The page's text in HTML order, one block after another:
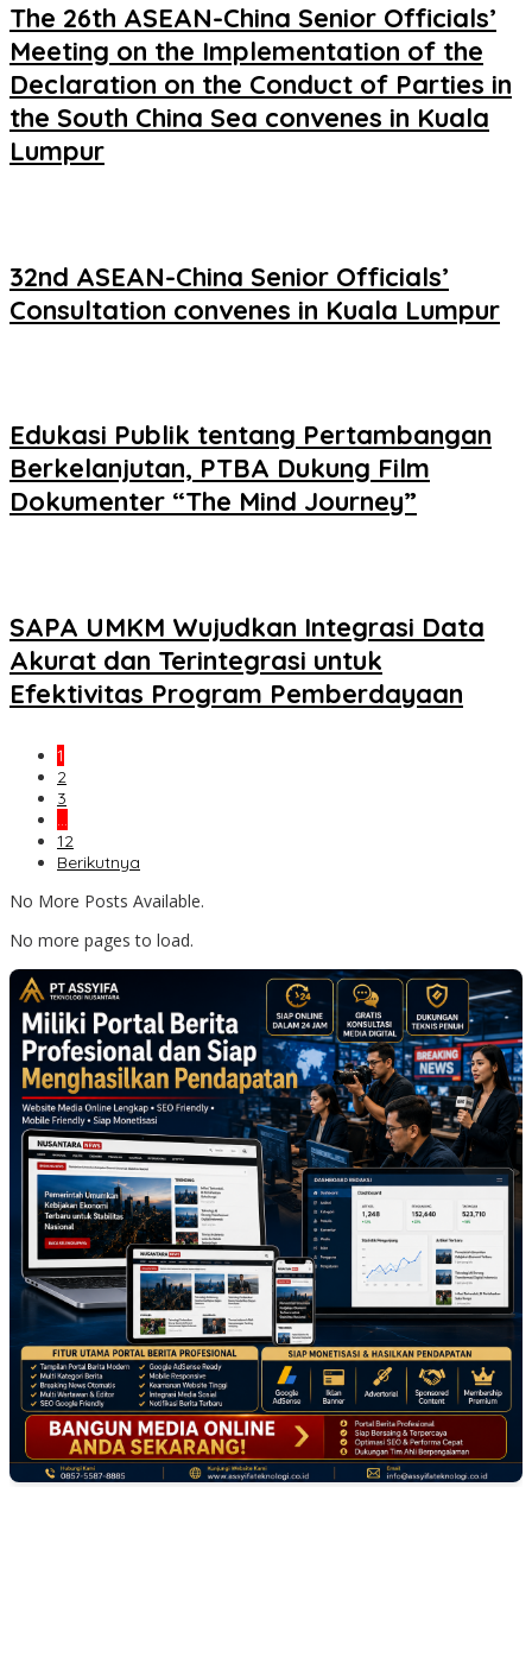
The 26th ASEAN-China Senior Officials’
Meeting on the Implementation of the
Declaration on the Conduct of Parties in
the South China Sea convenes in Kuala
Lumpur
32nd ASEAN-China Senior Officials’
Consultation convenes in Kuala Lumpur
Edukasi Publik tentang Pertambangan
Berkelanjutan, PTBA Dukung Film
Dokumenter “The Mind Journey”
SAPA UMKM Wujudkan Integrasi Data
Akurat dan Terintegrasi untuk
Efektivitas Program Pemberdayaan
1
2
3
…
12
Berikutnya
No More Posts Available.
No more pages to load.